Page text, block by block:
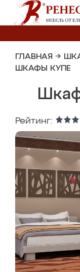
ГЛАВНАЯ →
ШКАФЫ КУПЕ
Рейтинг: